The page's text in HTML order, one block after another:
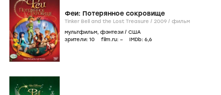
Феи: Потерянное сокровище
Tinker Bell and the Lost Treasure / 2009 / фильм
мультфильм, фэнтези / США
зрители: 10 film.ru: – IMDb: 6,6